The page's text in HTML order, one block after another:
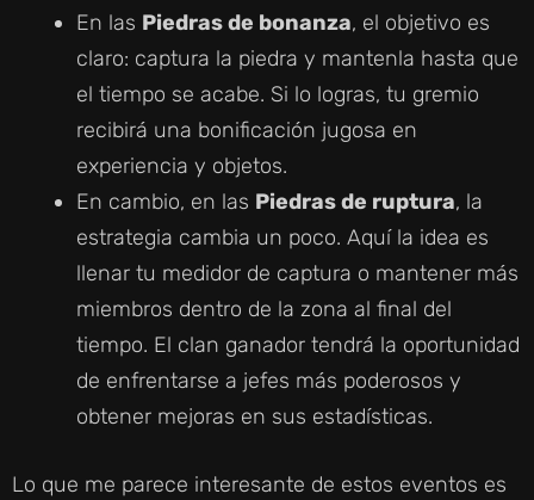
Y
V
I
D
E
O
En las Piedras de bonanza, el objetivo es
claro: captura la piedra y mantenla hasta que
el tiempo se acabe. Si lo logras, tu gremio
recibirá una bonificación jugosa en
experiencia y objetos.
En cambio, en las Piedras de ruptura, la
estrategia cambia un poco. Aquí la idea es
llenar tu medidor de captura o mantener más
miembros dentro de la zona al final del
tiempo. El clan ganador tendrá la oportunidad
de enfrentarse a jefes más poderosos y
obtener mejoras en sus estadísticas.
Lo que me parece interesante de estos eventos es